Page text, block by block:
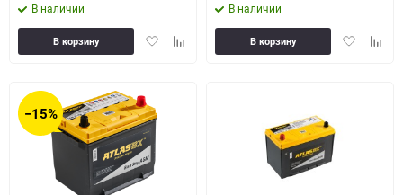
В наличии
ДобавитьДобавить
В корзину
В наличии
Добавить
В корзину
−15%